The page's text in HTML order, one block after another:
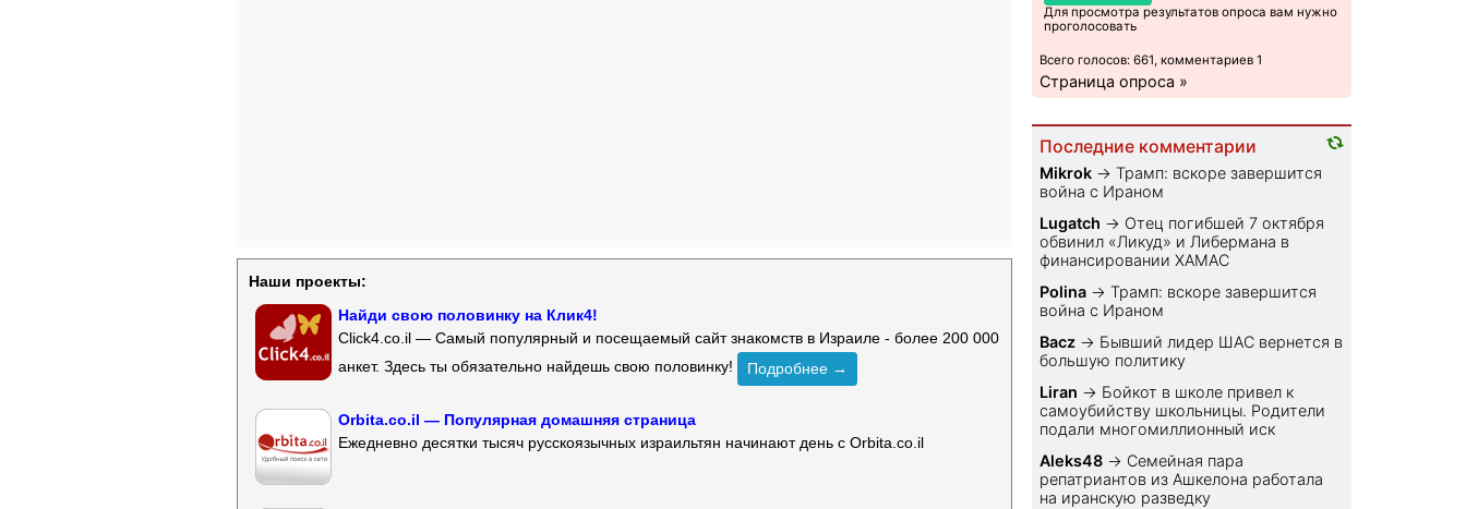
Наши проекты:
Найди свою половинку на Клик4!
Click4.co.il — Самый популярный и посещаемый сайт знакомств в Израиле - более 200 000
анкет. Здесь ты обязательно найдешь свою половинку!
Подробнее →
Orbita.co.il — Популярная домашняя страница
Ежедневно десятки тысяч русскоязычных израильтян начинают день с Orbita.co.il
Для просмотра результатов опроса вам нужно
проголосовать
Всего голосов: 661, комментариев 1
Страница опроса »
Последние комментарии
Mikrok →Трамп: вскоре завершится
война с Ираном
Lugatch → Отец погибшей 7 октября
обвинил «Ликуд» и Либермана в
финансировании ХАМАС
Polina →Трамп: вскоре завершится
война с Ираном
Bacz → Бывший лидер ШАС вернется в
большую политику
Liran → Бойкот в школе привел к
самоубийству школьницы. Родители
подали многомиллионный иск
Aleks48 → Семейная пара
репатриантов из Ашкелона работала
на иранскую разведку